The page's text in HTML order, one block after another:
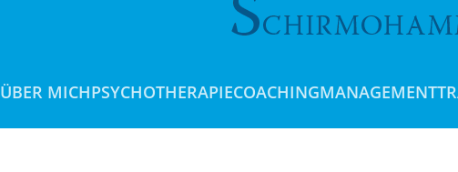
ÜBER MICHPSYCHOTHERAPIECOACHING